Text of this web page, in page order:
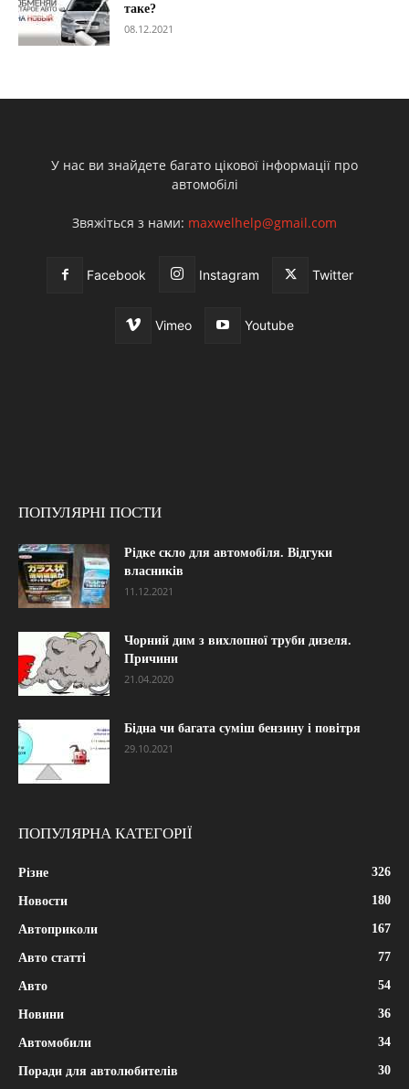
таке?
08.12.2021
У нас ви знайдете багато цікової інформації про
автомобілі
Звяжіться з нами: maxwelhelp@gmail.com
Facebook Instagram Twitter
Vimeo Youtube
ПОПУЛЯРНІ ПОСТИ
Рідке скло для автомобіля. Відгуки
власників
11.12.2021
Чорний дим з вихлопної труби дизеля.
Причини
21.04.2020
Бідна чи багата суміш бензину і повітря
29.10.2021
ПОПУЛЯРНА КАТЕГОРІЇ
Різне 326
Новости 180
Автоприколи 167
Авто статті 77
Авто 54
Новини 36
Автомобили 34
Поради для автолюбителів 30